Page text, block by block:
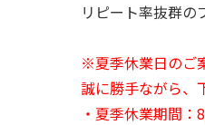
リピート率抜群の
※夏季休業日のご
誠に勝手ながら、
・夏季休業期間：